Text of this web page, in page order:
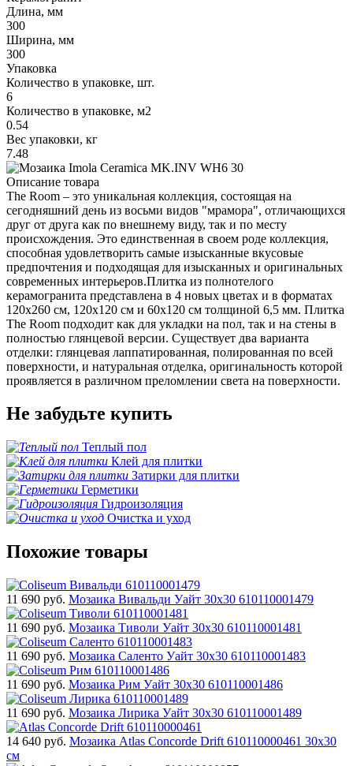
Длина, мм
300
Ширина, мм
300
Упаковка
Количество в упаковке, шт.
6
Количество в упаковке, м2
0.54
Вес упаковки, кг
7.48
Описание товара
The Room – это уникальная коллекция, состоящая на
сегодняшний день из восьми видов "мрамора", отличающихся
друг от друга как по внешнему виду, так и по месту
происхождения. Это единственная в своем роде коллекция,
способная удовлетворить самые изысканные вкусовые
предпочтения и подходящая для изысканных и оригинальных
современных интерьеров.Плитка из полнотелого
керамогранита представлена в 4 новых цветах и в форматах
120x260 см, 120x120 см и 60x120 см толщиной 6,5 мм. Плитка
The Room подходит как для укладки на пол, так и на стены в
полностью глянцевой версии. Существует два варианта
отделки: глянцевая лаппатированная, полированная по всей
поверхности, и натуральная отделка, оригинальность которой
проявляется в различном преломлении света на поверхности.
Не забудьте купить
Теплый пол
Клей для плитки
Затирки для плитки
Герметики
Гидроизоляция
Очистка и уход
Похожие товары
11 690 руб. Мозаика Вивальди Уайт 30x30 610110001479
11 690 руб. Мозаика Тиволи Уайт 30x30 610110001481
11 690 руб. Мозаика Саленто Уайт 30x30 610110001483
11 690 руб. Мозаика Рим Уайт 30x30 610110001486
11 690 руб. Мозаика Лирика Уайт 30x30 610110001489
14 640 руб. Мозаика Atlas Concorde Drift 610110000461 30x30
см